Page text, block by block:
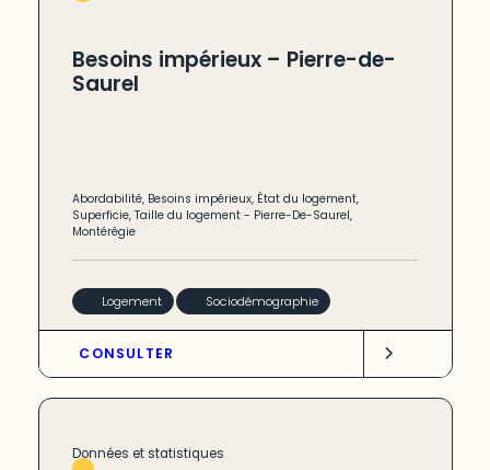
Besoins impérieux – Pierre-de-
Saurel
Abordabilité, Besoins impérieux, État du logement,
Superficie,Taille du logement - Pierre-De-Saurel,
Montérégie
Logement Sociodémographie
CONSULTER
Données et statistiques